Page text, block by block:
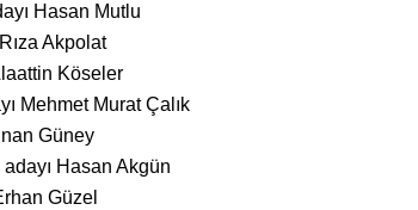
Hasan Mutlu
Akpolat
Köseler
Mehmet Murat Çalık
Güney
Hasan Akgün
Güzel